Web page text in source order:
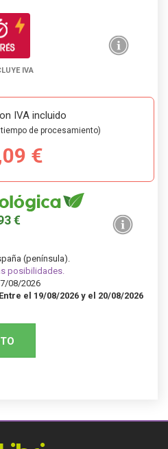
IVA
IVA incluido
de procesamiento)
€
€
(península).
posibilidades.
08/2026
Entre el 19/08/2026 y el 20/08/2026